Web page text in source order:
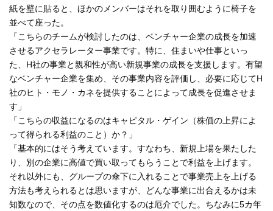
紙を壁に貼ると、ほかのメンバーはそれを取り囲むように椅子を
並べて座った。
「こちらのチームが検討したのは、ベンチャー企業の成長を加速
させるアクセラレーター事業です。特に、住まいや仕事といっ
た、H社の事業と親和性が高い新規事業の成長を支援します。有望
なベンチャー企業を集め、その事業内容を評価し、必要に応じてH
社のヒト・モノ・カネを提供することによって成長を促進させま
す」
「こちらの収益になるのはキャピタル・ゲイン（株価の上昇によ
って得られる利益のこと）か？」
「基本的にはそう考えています。すなわち、新規上場を果たした
り、別の企業に高値で買い取ってもらうことで利益を上げます。
それ以外にも、グループの傘下に入れることで事業売上を上げる
方法も考えられるとは思いますが、どんな事業に出合えるかは未
知数なので、その点を数値化するのは厄介でした。ちなみに5カ年